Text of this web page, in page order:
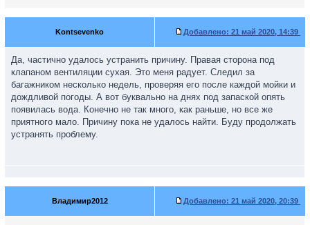
Kontsevenko Добавлено: 21 май 2020, 14:39
Да, частично удалось устранить причину. Правая сторона под
клапаном вентиляции сухая. Это меня радует. Следил за
багажником несколько недель, проверяя его после каждой мойки и
дождливой погоды. А вот буквально на днях под запаской опять
появилась вода. Конечно не так много, как раньше, но все же
приятного мало. Причину пока не удалось найти. Буду продолжать
устранять проблему.
Владимир2012 Добавлено: 21 май 2020, 20:39